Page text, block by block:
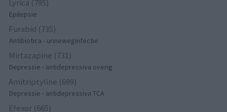
Lyrica (795)
Epilepsie
Furabid (735)
Antibiotica - urineweginfectie
Mirtazapine (731)
Depressie - antidepressiva overig
Amitriptyline (699)
Depressie - antidepressiva TCA
Efexor (665)